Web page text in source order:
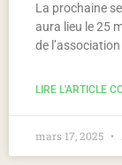
La prochaine
aura lieu le 25
de
LIRE L'ARTICLE
mars 17, 2025